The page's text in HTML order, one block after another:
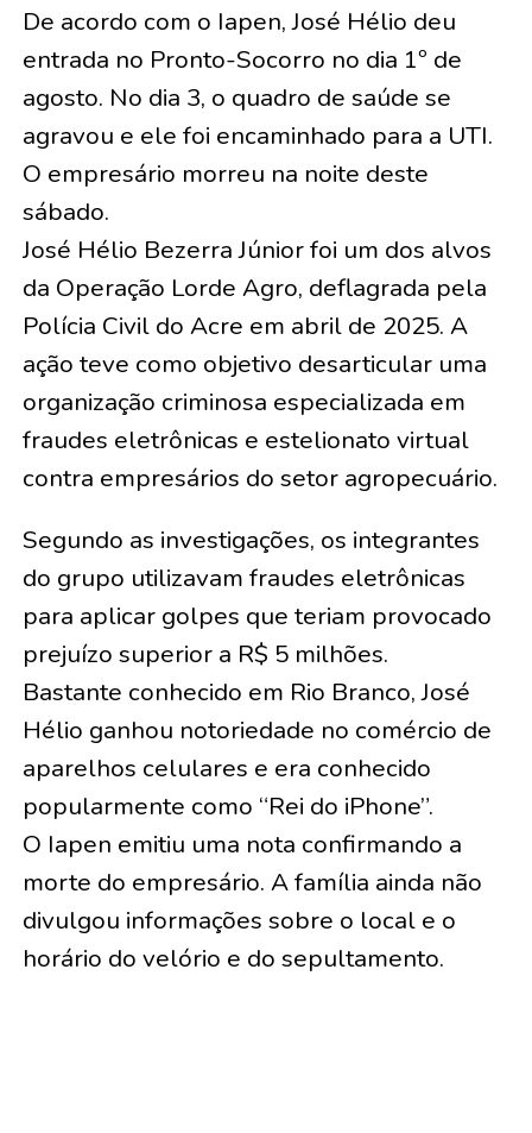
De acordo com o Iapen, José Hélio deu
entrada no Pronto-Socorro no dia 1º de
agosto. No dia 3, o quadro de saúde se
agravou e ele foi encaminhado para a UTI.
O empresário morreu na noite deste
sábado.
José Hélio Bezerra Júnior foi um dos alvos
da Operação Lorde Agro, deflagrada pela
Polícia Civil do Acre em abril de 2025. A
ação teve como objetivo desarticular uma
organização criminosa especializada em
fraudes eletrônicas e estelionato virtual
contra empresários do setor agropecuário.
Segundo as investigações, os integrantes
do grupo utilizavam fraudes eletrônicas
para aplicar golpes que teriam provocado
prejuízo superior a R$ 5 milhões.
Bastante conhecido em Rio Branco, José
Hélio ganhou notoriedade no comércio de
aparelhos celulares e era conhecido
popularmente como “Rei do iPhone”.
O Iapen emitiu uma nota confirmando a
morte do empresário. A família ainda não
divulgou informações sobre o local e o
horário do velório e do sepultamento.